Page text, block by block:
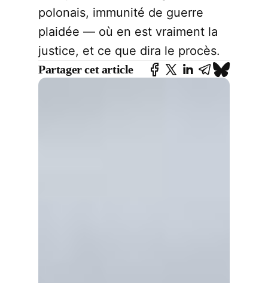
polonais, immunité de guerre
plaidée — où en est vraiment la
justice, et ce que dira le procès.
Partager cet article